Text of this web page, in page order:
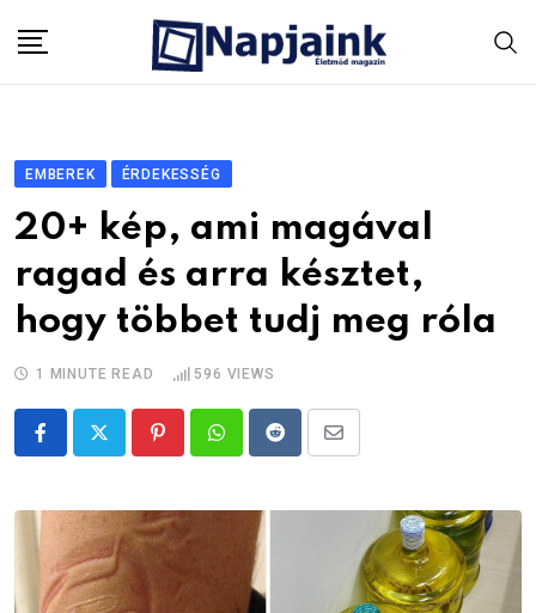
EMBEREK ÉRDEKESSÉG
20+ kép, ami magával
ragad és arra késztet,
hogy többet tudj meg róla
1 MINUTE READ 596 VIEWS
PinterestWhatsappRedditShare
Email